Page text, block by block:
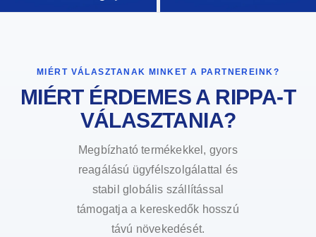
MIÉRT VÁLASZTANAK MINKET A PARTNEREINK?
MIÉRT ÉRDEMES A RIPPA-T
VÁLASZTANIA?
Megbízható termékekkel, gyors
reagálású ügyfélszolgálattal és
stabil globális szállítással
támogatja a kereskedők hosszú
távú növekedését.